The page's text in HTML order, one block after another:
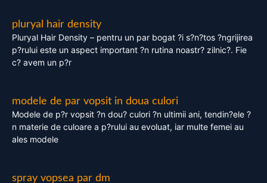
pluryal hair density
Pluryal Hair Density – pentru un par bogat ?i s?n?tos ?ngrijirea
p?rului este un aspect important ?n rutina noastr? zilnic?. Fie
c? avem un p?r
modele de par vopsit in doua culori
Modele de p?r vopsit ?n dou? culori ?n ultimii ani, tendin?ele ?
n materie de culoare a p?rului au evoluat, iar multe femei au
ales modele
spray vopsea par dm